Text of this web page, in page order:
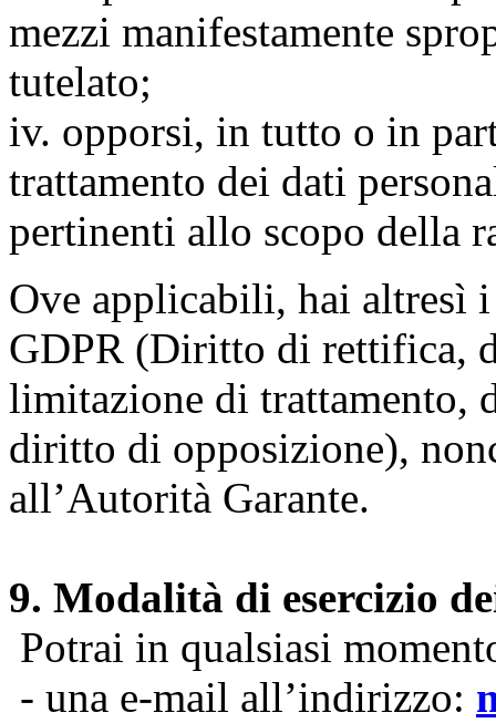
mezzi manifestamente
tutelato;
iv. opporsi, in tutto o in
trattamento dei dati
pertinenti allo scopo della
Ove applicabili, hai
GDPR (Diritto di rettifica,
limitazione di trattamento,
diritto di opposizione),
all’Autorità Garante.
9. Modalità di esercizio
Potrai in qualsiasi
- una e-mail all’indirizzo: